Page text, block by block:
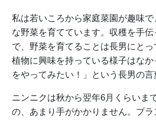
私は若いころから家庭菜園が趣味
な野菜を育てています。収穫を手
で、野菜を育てることは長男にとっ
植物に興味を持っている様子はな
をやってみたい！」という長男の言
ニンニクは秋から翌年6月くらいま
の、あまり手がかかりません。プラ